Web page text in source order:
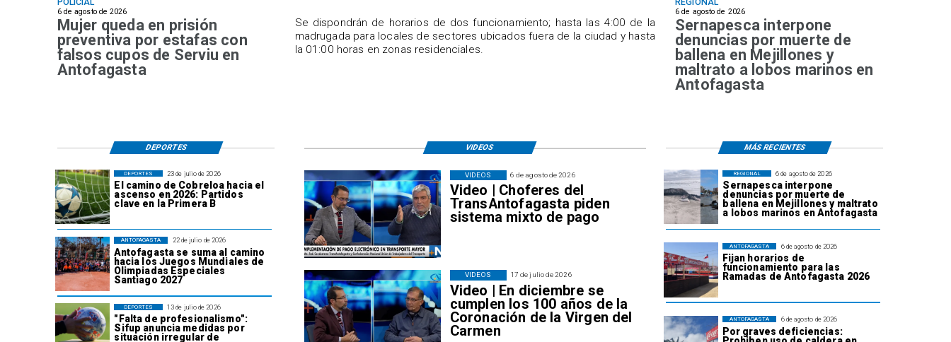
Se dispondrán de horarios de dos funcionamiento; hasta las 4:00 de la
madrugada para locales de sectores ubicados fuera de la ciudad y hasta
la 01:00 horas en zonas residenciales.
POLICIAL
6 de agosto de 2026
Mujer queda en prisión
preventiva por estafas con
falsos cupos de Serviu en
Antofagasta
REGIONAL
6 de agosto de 2026
Sernapesca interpone
denuncias por muerte de
ballena en Mejillones y
maltrato a lobos marinos en
Antofagasta
6 de agosto de 2026
Sernapesca interpone
denuncias por muerte de
ballena en Mejillones y maltrato
a lobos marinos en Antofagasta
REGIONAL
6 de agosto de 2026
Fijan horarios de
funcionamiento para las
Ramadas de Antofagasta 2026
ANTOFAGASTA
6 de agosto de 2026
Por graves deficiencias:
ANTOFAGASTA
23 de julio de 2026
El camino de Cobreloa hacia el
ascenso en 2026: Partidos
clave en la Primera B
DEPORTES
22 de julio de 2026
Antofagasta se suma al camino
hacia los Juegos Mundiales de
Olimpiadas Especiales
Santiago 2027
ANTOFAGASTA
13 de julio de 2026
"Falta de profesionalismo":
Sifup anuncia medidas por
situación irregular de
DEPORTES
6 de agosto de 2026
Video | Choferes del
TransAntofagasta piden
sistema mixto de pago
VIDEOS
17 de julio de 2026
Video | En diciembre se
cumplen los 100 años de la
Coronación de la Virgen del
Carmen
VIDEOS
VIDEOS
DEPORTES MÁS RECIENTES